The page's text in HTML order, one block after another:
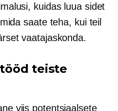
kuidas luua sidet
saate teha, kui teil
vaatajaskonda.
teiste
viis potentsiaalsete